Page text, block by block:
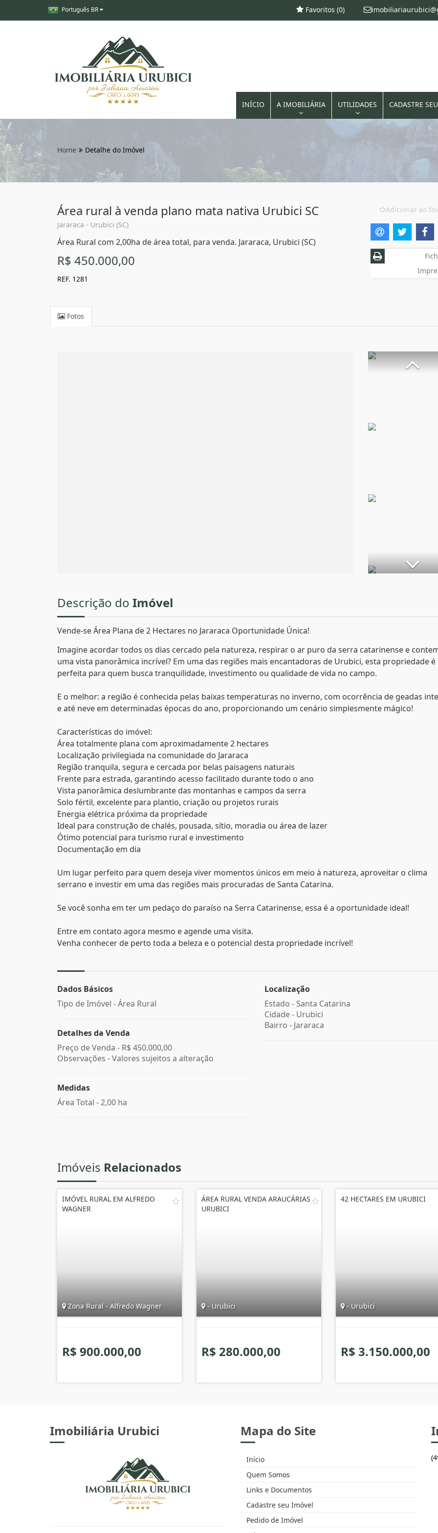
Português BR Favoritos (0)
INÍCIO A IMOBILIÁRIA UTILIDADES CADASTRE
Home Detalhe do Imóvel
Área rural à venda plano mata nativa Urubici SC
Jararaca - Urubici (SC)
Área Rural com 2,00ha de área total, para venda. Jararaca, Urubici (SC)
R$ 450.000,00
REF. 1281
Adicionar ao
Fotos
Descrição do Imóvel
Vende-se Área Plana de 2 Hectares no Jararaca Oportunidade Única!
Imagine acordar todos os dias cercado pela natureza, respirar o ar puro da serra catarinense e
uma vista panorâmica incrível? Em uma das regiões mais encantadoras de Urubici, esta propriedade é
perfeita para quem busca tranquilidade, investimento ou qualidade de vida no campo.
E o melhor: a região é conhecida pelas baixas temperaturas no inverno, com ocorrência de geadas
e até neve em determinadas épocas do ano, proporcionando um cenário simplesmente mágico!
Características do imóvel:
Área totalmente plana com aproximadamente 2 hectares
Localização privilegiada na comunidade do Jararaca
Região tranquila, segura e cercada por belas paisagens naturais
Frente para estrada, garantindo acesso facilitado durante todo o ano
Vista panorâmica deslumbrante das montanhas e campos da serra
Solo fértil, excelente para plantio, criação ou projetos rurais
Energia elétrica próxima da propriedade
Ideal para construção de chalés, pousada, sítio, moradia ou área de lazer
Ótimo potencial para turismo rural e investimento
Documentação em dia
Um lugar perfeito para quem deseja viver momentos únicos em meio à natureza, aproveitar o clima
serrano e investir em uma das regiões mais procuradas de Santa Catarina.
Se você sonha em ter um pedaço do paraíso na Serra Catarinense, essa é a oportunidade ideal!
Entre em contato agora mesmo e agende uma visita.
Venha conhecer de perto toda a beleza e o potencial desta propriedade incrível!
Dados Básicos
Tipo de Imóvel - Área Rural
Detalhes da Venda
Preço de Venda - R$ 450.000,00
Observações - Valores sujeitos a alteração
Medidas
Área Total - 2,00 ha
Localização
Estado - Santa Catarina
Cidade - Urubici
Bairro - Jararaca
Imóveis Relacionados
IMÓVEL RURAL EM ALFREDO
WAGNER
Zona Rural - Alfredo Wagner
R$ 900.000,00
ÁREA RURAL VENDA ARAUCÁRIAS
URUBICI
- Urubici
R$ 280.000,00
42 HECTARES EM URUBICI
- Urubici
R$ 3.150.000,00
Imobiliária Urubici Mapa do Site
Início
Quem Somos
Links e Documentos
Cadastre seu Imóvel
Pedido de Imóvel